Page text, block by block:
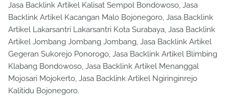
Jasa Backlink Artikel Kalisat Sempol Bondowoso, Jasa
Backlink Artikel Kacangan Malo Bojonegoro, Jasa Backlink
Artikel Lakarsantri Lakarsantri Kota Surabaya, Jasa Backlink
Artikel Jombang Jombang Jombang, Jasa Backlink Artikel
Gegeran Sukorejo Ponorogo, Jasa Backlink Artikel Blimbing
Klabang Bondowoso, Jasa Backlink Artikel Menanggal
Mojosari Mojokerto, Jasa Backlink Artikel Ngiringinrejo
Kalitidu Bojonegoro.